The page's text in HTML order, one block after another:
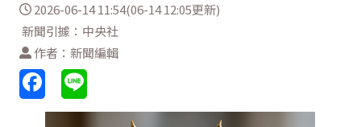
2026-06-14 11:54(06-14 12:05更新)
新聞引據：中央社
作者：新聞編輯